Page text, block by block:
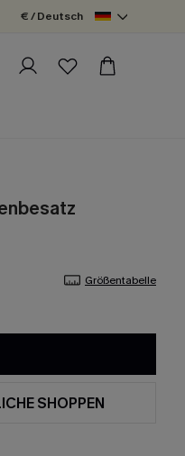
€ / Deutsch
Größentabelle
SHOPPEN